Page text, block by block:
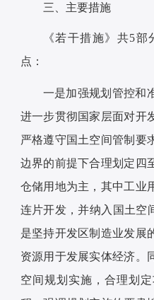
三、主要措施
《若干措施》共5
点：
一是加强规划管控和
进一步贯彻国家层面对开
严格遵守国土空间管制要
边界的前提下合理划定四
仓储用地为主，其中工业
连片开发，并纳入国土空
是坚持开发区制造业发展
资源用于发展实体经济。
空间规划实施，合理划